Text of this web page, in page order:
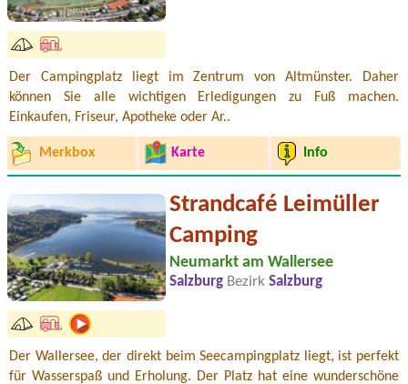
Der Campingplatz liegt im Zentrum von Altmünster. Daher
können Sie alle wichtigen Erledigungen zu Fuß machen.
Einkaufen, Friseur, Apotheke oder Ar..
Merkbox Karte Info
Strandcafé Leimüller
Camping
Neumarkt am Wallersee
Salzburg Bezirk Salzburg
Der Wallersee, der direkt beim Seecampingplatz liegt, ist perfekt
für Wasserspaß und Erholung. Der Platz hat eine wunderschöne